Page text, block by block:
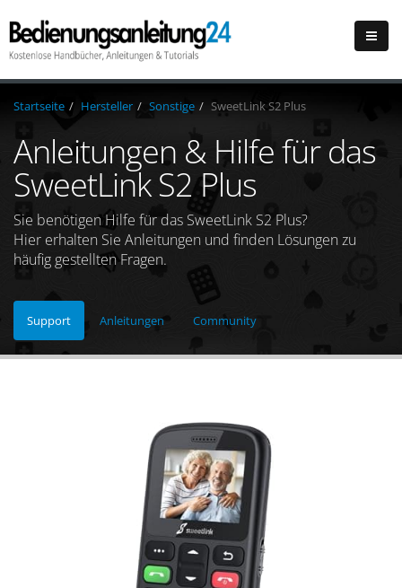
Startseite Hersteller Sonstige SweetLink S2 Plus
Anleitungen & Hilfe für das
SweetLink S2 Plus
Sie benötigen Hilfe für das SweetLink S2 Plus?
Hier erhalten Sie Anleitungen und finden Lösungen zu
häufig gestellten Fragen.
Support Anleitungen Community